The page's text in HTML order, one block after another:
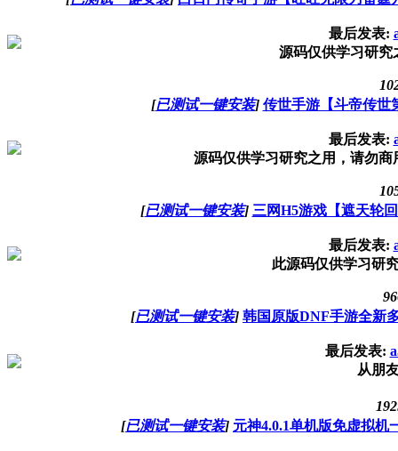
最后发表:
源码仅供学习研究
[已测试一键安装] 传世手游【斗帝传世
最后发表:
源码仅供学习研究之用，请勿
[已测试一键安装] 三网H5游戏【遮天轮
最后发表:
此源码仅供学习研
[已测试一键安装] 韩国原版DNF手游全新
最后发表:
从朋
[已测试一键安装] 元神4.0.1单机版免虚拟机